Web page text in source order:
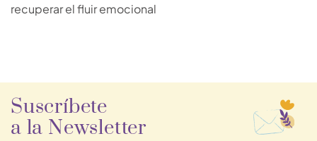
recuperar el fluir emocional
Suscríbete
a la Newsletter